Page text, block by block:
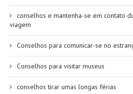
conselhos e mantenha-se em contato
viagem
Conselhos para comunicar-se no
Conselhos para visitar museus
conselhos tirar umas longas férias